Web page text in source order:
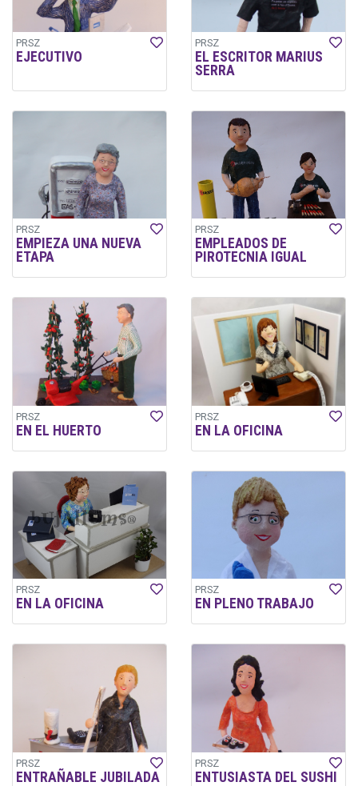
PRSZ
EJECUTIVO
PRSZ
EL ESCRITOR MARIUS
SERRA
PRSZ
EMPIEZA UNA NUEVA
ETAPA
PRSZ
EMPLEADOS DE
PIROTECNIA IGUAL
PRSZ
EN EL HUERTO
PRSZ
EN LA OFICINA
PRSZ
EN LA OFICINA
PRSZ
EN PLENO TRABAJO
PRSZ
ENTRAÑABLE JUBILADA
PRSZ
ENTUSIASTA DEL SUSHI